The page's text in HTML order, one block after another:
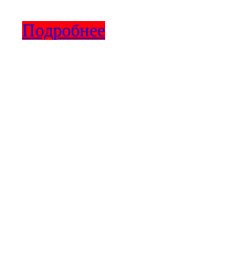
Подробнее